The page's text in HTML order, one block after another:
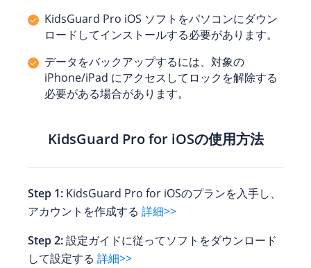
KidsGuard Pro iOS ソフトをパソコンにダウン
ロードしてインストールする必要があります。
データをバックアップするには、対象の
iPhone/iPad にアクセスしてロックを解除する
必要がある場合があります。
KidsGuard Pro for iOSの使用方法
Step 1: KidsGuard Pro for iOSのプランを入手し、
アカウントを作成する 詳細>>
Step 2:設定ガイドに従ってソフトをダウンロード
して設定する 詳細>>